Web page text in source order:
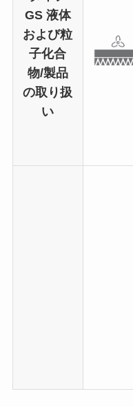
GS液体
および粒
子化合
物/製品
の取り扱
い